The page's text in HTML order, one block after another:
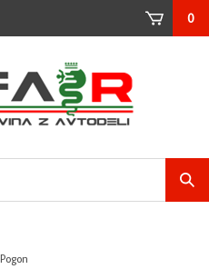
0
Pogon